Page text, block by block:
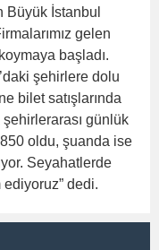
Büyük İstanbul
gelen
başladı.
şehirlere dolu
bilet satışlarında
günlük
850 oldu, şuanda ise
Seyahatlerde
dedi.